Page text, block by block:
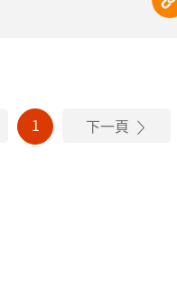
1 下一頁